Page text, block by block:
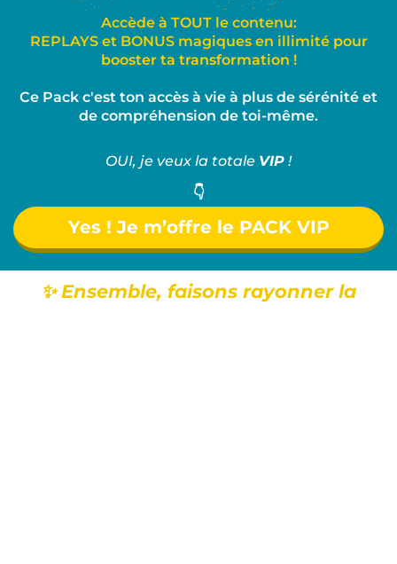
Accède à TOUT le contenu:
REPLAYS et BONUS magiques en illimité pour
booster ta transformation !
Ce Pack c'est ton accès à vie à plus de sérénité et
de compréhension de toi-même.
OUI, je veux la totale VIP !
👇
Yes ! Je m’offre le PACK VIP
✨ Ensemble, faisons rayonner la